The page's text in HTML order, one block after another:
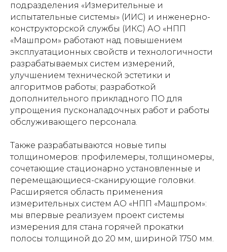
подразделения «Измерительные и
испытательные системы» (ИИС) и инженерно-
конструкторской службы (ИКС) АО «НПП
«Машпром» работают над повышением
эксплуатационных свойств и технологичности
разрабатываемых систем измерений,
улучшением технической эстетики и
алгоритмов работы; разработкой
дополнительного прикладного ПО для
упрощения пусконаладочных работ и работы
обслуживающего персонала.
Также разрабатываются новые типы
толщиномеров: профилемеры, толщиномеры,
сочетающие стационарно установленные и
перемещающиеся-сканирующие головки.
Расширяется область применения
измерительных систем АО «НПП «Машпром»:
мы впервые реализуем проект системы
измерения для стана горячей прокатки
полосы толщиной до 20 мм, шириной 1750 мм.